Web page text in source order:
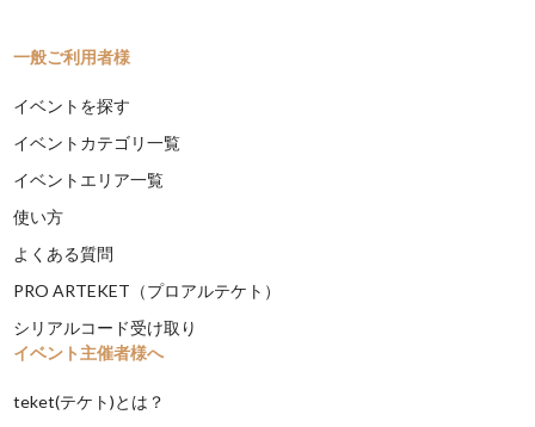
一般ご利用者様
イベントを探す
イベントカテゴリ一覧
イベントエリア一覧
使い方
よくある質問
PRO ARTEKET（プロアルテケト）
シリアルコード受け取り
イベント主催者様へ
teket(テケト)とは？